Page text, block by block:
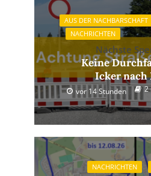
AUS DER NACHBARSCHAFT
NACHRICHTEN
Nächste
Keine
Icker nach
vor 14 Stunden 2
NACHRICHTEN